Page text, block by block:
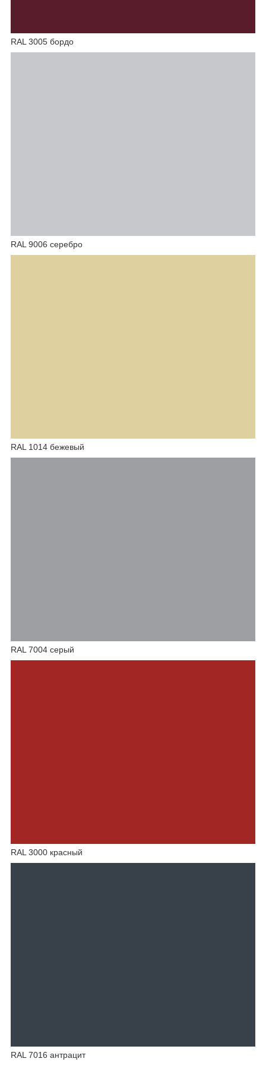
RAL 3005 бордо
RAL 9006 серебро
RAL 1014 бежевый
RAL 7004 серый
RAL 3000 красный
RAL 7016 антрацит